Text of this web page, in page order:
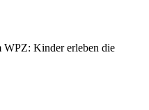
WPZ: Kinder erleben die